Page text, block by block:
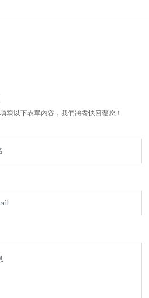
寫以下表單內容，我們將盡快回覆您！